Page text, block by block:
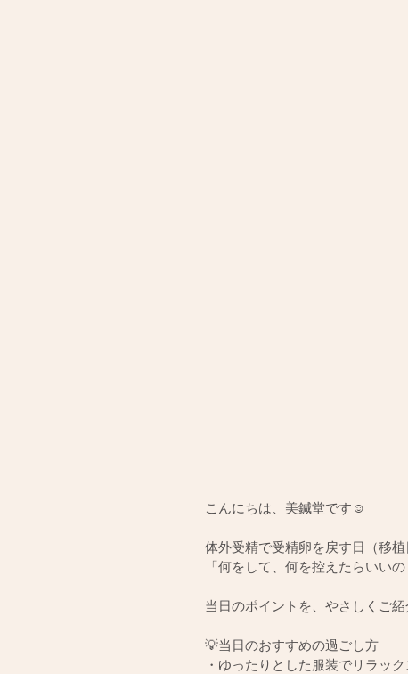
こんにちは、美鍼堂です☺️
体外受精で受精卵を戻す日（移植
「何をして、何を控えたらいい
当日のポイントを、やさしくご紹
💡当日のおすすめの過ごし方
・ゆったりとした服装でリラック